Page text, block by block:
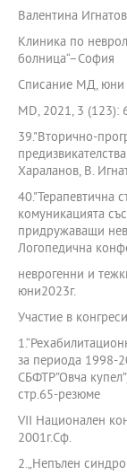
Валентина
Клиника по
болница“–София
Списание МД, юни
MD, 2021, 3 (123):
39."Вторично-
Хараланов, В.
40."Терапевтична
комуникацията
придружаващи
Логопедична
неврогенни и
юни2023г.
Участие в
за периода 1998-
СБФТР”Овча
стр.65-резюме
VII Национален
2001г.Сф.
2.„Непълен